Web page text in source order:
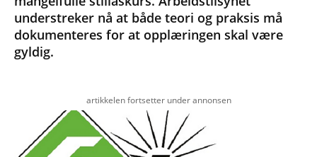
understreker nå at både teori og praksis må
dokumenteres for at opplæringen skal være
gyldig.
artikkelen fortsetter under annonsen